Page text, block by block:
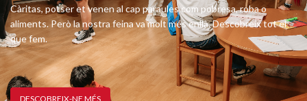
Càritas, potser et venen al cap paraules com pobresa, roba o
aliments. Però la nostra feina va molt més enllà. Descobreix tot el
que fem.
DESCOBREIX-NE MÉS